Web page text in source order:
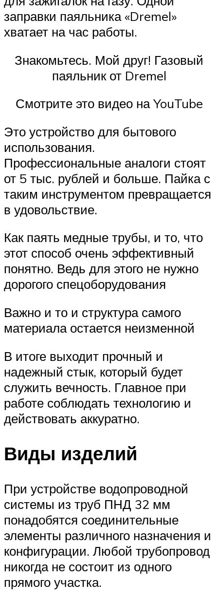
заправки паяльника «Dremel»
хватает на час работы.
Знакомьтесь. Мой друг! Газовый
паяльник от Dremel
Смотрите это видео на YouTube
Это устройство для бытового
использования.
Профессиональные аналоги стоят
от 5 тыс. рублей и больше. Пайка с
таким инструментом превращается
в удовольствие.
Как паять медные трубы, и то, что
этот способ очень эффективный
понятно. Ведь для этого не нужно
дорогого спецоборудования
Важно и то и структура самого
материала остается неизменной
В итоге выходит прочный и
надежный стык, который будет
служить вечность. Главное при
работе соблюдать технологию и
действовать аккуратно.
Виды изделий
При устройстве водопроводной
системы из труб ПНД 32 мм
понадобятся соединительные
элементы различного назначения и
конфигурации. Любой трубопровод
никогда не состоит из одного
прямого участка.